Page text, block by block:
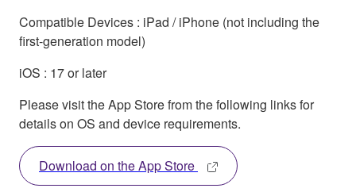
Compatible Devices : iPad / iPhone (not including the
first-generation model)
iOS : 17 or later
Please visit the App Store from the following links for
details on OS and device requirements.
Download on the App Store